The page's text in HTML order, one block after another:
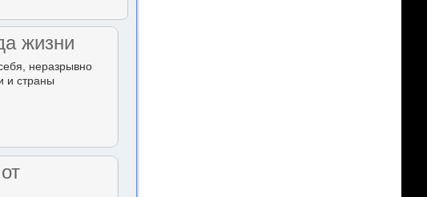
жизни
неразрывно
и страны